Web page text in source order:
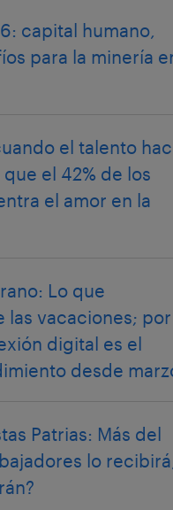
capital humano,
para la minería
el talento
el 42% de los
el amor en la
Lo que
las vacaciones; por
digital es el
desde
Patrias: Más del
lo